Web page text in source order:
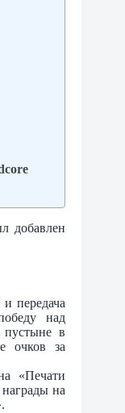
добавлен
передача
над
в
очков за
«Печати
на